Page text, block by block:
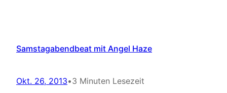
Samstagabendbeat mit Angel Haze
Okt. 26, 2013•3 Minuten Lesezeit